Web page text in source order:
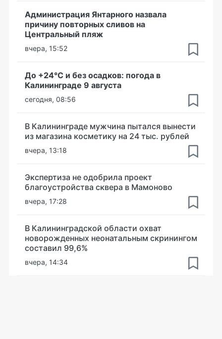
Администрация Янтарного назвала
причину повторных сливов на
Центральный пляж
вчера, 15:52
До +24°С и без осадков: погода в
Калининграде 9 августа
сегодня, 08:56
В Калининграде мужчина пытался вынести
из магазина косметику на 24 тыс. рублей
вчера, 13:18
Экспертиза не одобрила проект
благоустройства сквера в Мамоново
вчера, 17:28
В Калининградской области охват
новорожденных неонатальным скринингом
составил 99,6%
вчера, 14:34